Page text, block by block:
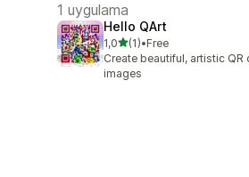
1 uygulama
Hello QArt
1,05 yıldız üzerinden
(1)
toplam 1 değerlendirme
•Free
Create beautiful, artistic QR
images